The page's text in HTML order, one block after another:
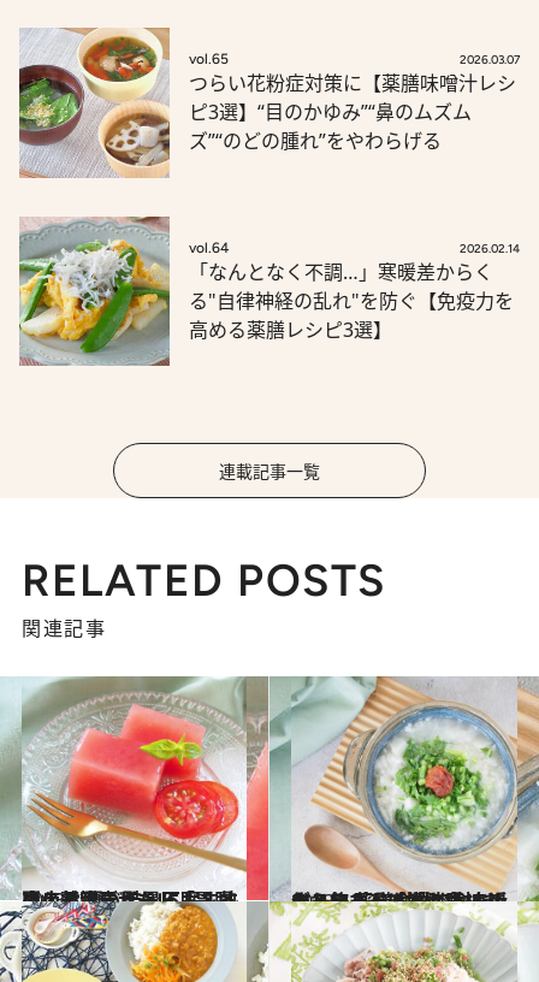
vol.65 2026.03.07
つらい花粉症対策に【薬膳味噌汁レシ
ピ3選】“目のかゆみ”“鼻のムズム
ズ”“のどの腫れ”をやわらげる
vol.64 2026.02.14
「なんとなく不調…」寒暖差からく
る"自律神経の乱れ"を防ぐ【免疫力を
高める薬膳レシピ3選】
連載記事一覧
RELATED POSTS
関連記事
2023.8.12
夏こそ注意したい「胃腸冷え」 夏バテ＆不眠＆熱中症対策に 酷暑におすすめの薬膳デザート
グルメ 2023.6.17
キーワードは「お腹リセット」 薬膳食材で食べ過ぎ＆飲み過ぎ解消！ 身近なスーパーで揃う食材で作れます
グルメ